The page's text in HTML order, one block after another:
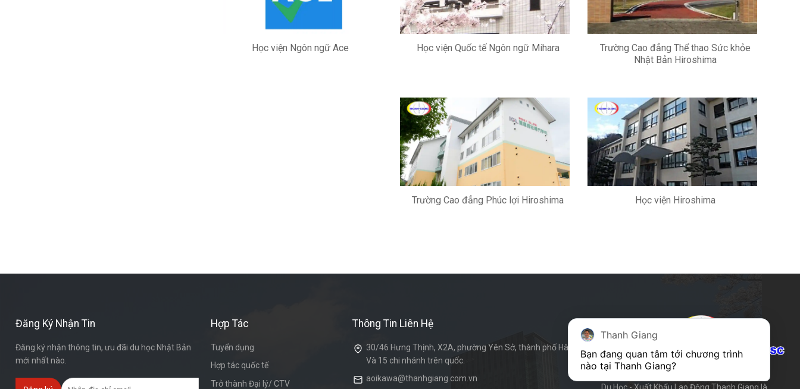
Trường Cao đẳng Thể thao Sức khỏe
Nhật Bản Hiroshima
Học viện Quốc tế Ngôn ngữ Mihara
Học viện Ngôn ngữ Ace
Học viện Hiroshima
Trường Cao đẳng Phúc lợi Hiroshima
Du Học - Xuất Khẩu Lao Động Thanh Giang là
Thông Tin Liên Hệ
30/46 Hưng Thịnh, X2A, phường Yên Sở, thành phố Hà Nội.
Và 15 chi nhánh trên quốc.
aoikawa@thanhgiang.com.vn
Hợp Tác
Tuyển dụng
Hợp tác quốc tế
Trở thành Đại lý/ CTV
Đăng Ký Nhận Tin
Đăng ký nhận thông tin, ưu đãi du học Nhật Bản
mới nhất nào.
Thanh Giang
Bạn đang quan tâm tới chương trình
nào tại Thanh Giang?